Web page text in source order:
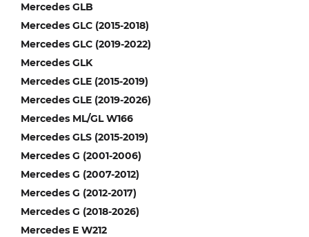
Mercedes GLB
Mercedes GLC (2015-2018)
Mercedes GLC (2019-2022)
Mercedes GLK
Mercedes GLE (2015-2019)
Mercedes GLE (2019-2026)
Mercedes ML/GL W166
Mercedes GLS (2015-2019)
Mercedes G (2001-2006)
Mercedes G (2007-2012)
Mercedes G (2012-2017)
Mercedes G (2018-2026)
Mercedes E W212